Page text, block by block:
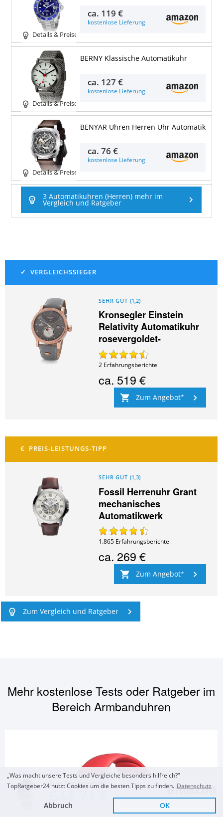
Zum Top Angebot
KOSTENLOSE LIEFERUNG
Details & Preise
ca. 119 €
kostenlose Lieferung
Details & Preise
BERNY Klassische Automatikuhr
ca. 127 €
kostenlose Lieferung
Details & Preise
BENYAR Uhren Herren Uhr Automatik
ca.76 €
kostenlose Lieferung
3 Automatikuhren (Herren) mehr im
Vergleich und Ratgeber
SEHR GUT (1,2)
Kronsegler Einstein
Relativity Automatikuhr
rosevergoldet-
2 Erfahrungsberichte
ca. 519 €
Zum Angebot
SEHR GUT (1,3)
Fossil Herrenuhr Grant
mechanisches
Automatikwerk
1.865 Erfahrungsberichte
ca.269 €
Zum Angebot
Zum Vergleich und Ratgeber
Mehr kostenlose Tests oder Ratgeber im
BereichArmbanduhren
„Was macht unsere Tests und Vergleiche besonders hilfreich?“
TopRatgeber24 nutzt Cookies um die besten Tipps zu finden. Datenschutz
Abbruch OK